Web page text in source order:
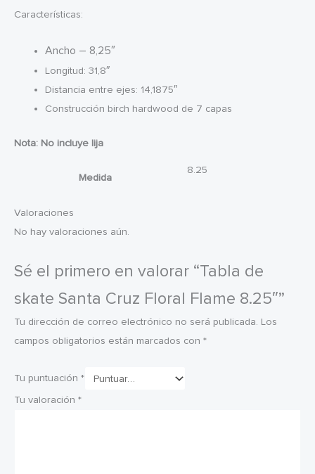
Características:
Ancho – 8,25″
Longitud: 31,8″
Distancia entre ejes: 14,1875″
Construcción birch hardwood de 7 capas
Nota: No incluye lija
Medida
8.25
Valoraciones
No hay valoraciones aún.
Sé el primero en valorar “Tabla de
skate Santa Cruz Floral Flame 8.25″”
Tu dirección de correo electrónico no será publicada. Los
campos obligatorios están marcados con *
Tu puntuación *
Tu valoración *